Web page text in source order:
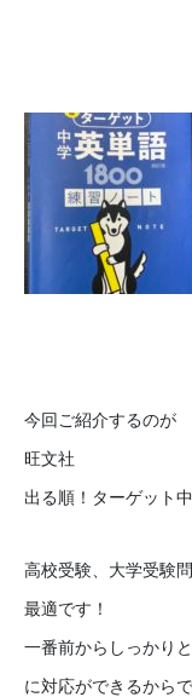
今回ご紹介するのが
旺文社
出る順！ターゲット
高校受験、大学受験
最適です！
一番前からしっかり
に対応ができるから